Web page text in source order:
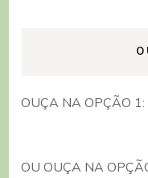
OUÇA NA OPÇÃO 1:
OU OUÇA NA